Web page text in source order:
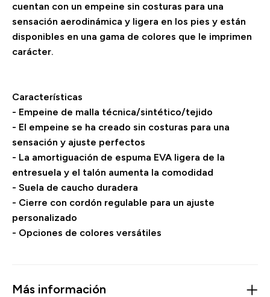
cuentan con un empeine sin costuras para una
sensación aerodinámica y ligera en los pies y están
disponibles en una gama de colores que le imprimen
carácter.
Características
- Empeine de malla técnica/sintético/tejido
- El empeine se ha creado sin costuras para una
sensación y ajuste perfectos
- La amortiguación de espuma EVA ligera de la
entresuela y el talón aumenta la comodidad
- Suela de caucho duradera
- Cierre con cordón regulable para un ajuste
personalizado
- Opciones de colores versátiles
Más información